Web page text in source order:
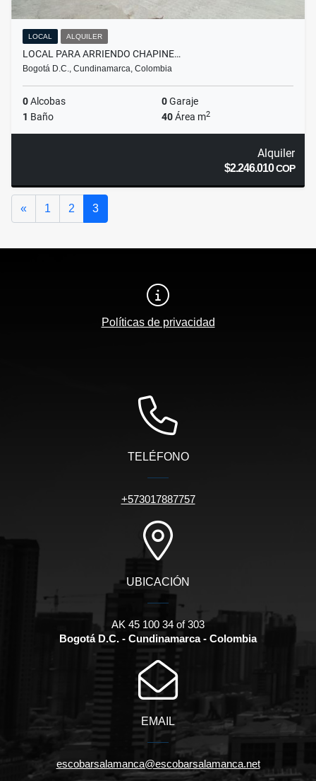
LOCAL ALQUILER
LOCAL PARA ARRIENDO CHAPINE…
Bogotá D.C., Cundinamarca, Colombia
0Alcobas 0Garaje
1 Baño 40Área m2
Alquiler
$2.246.010COP
« Anterior
1 2 3
Políticas de privacidad
TELÉFONO
+573017887757
UBICACIÓN
AK 45 100 34 of 303
Bogotá D.C. - Cundinamarca - Colombia
EMAIL
escobarsalamanca@escobarsalamanca.net